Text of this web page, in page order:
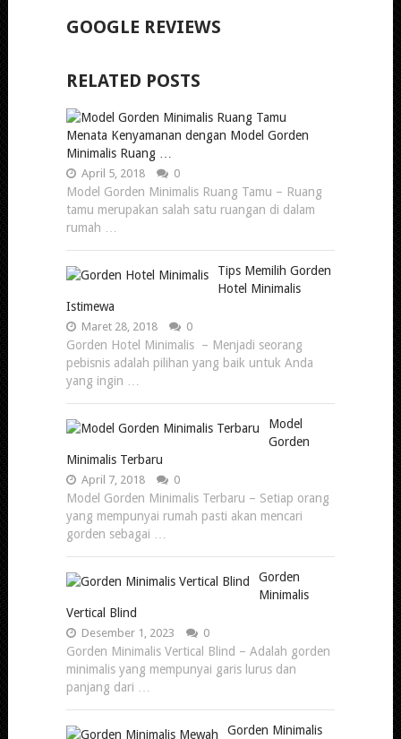
GOOGLE REVIEWS
RELATED POSTS
Menata Kenyamanan dengan Model Gorden
Minimalis Ruang …
April 5, 2018 0
Model Gorden Minimalis Ruang Tamu – Ruang
tamu merupakan salah satu ruangan di dalam
rumah …
Tips Memilih Gorden
Hotel Minimalis
Istimewa
Maret 28, 2018 0
Gorden Hotel Minimalis – Menjadi seorang
pebisnis adalah pilihan yang baik untuk Anda
yang ingin …
Model
Gorden
Minimalis Terbaru
April 7, 2018 0
Model Gorden Minimalis Terbaru – Setiap orang
yang mempunyai rumah pasti akan mencari
gorden sebagai …
Gorden
Minimalis
Vertical Blind
Desember 1, 2023 0
Gorden Minimalis Vertical Blind – Adalah gorden
minimalis yang mempunyai garis lurus dan
panjang dari …
Gorden Minimalis